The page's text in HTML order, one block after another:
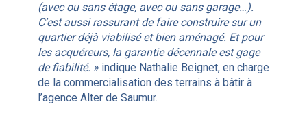
(avec ou sans étage, avec ou sans garage…).
C’est aussi rassurant de faire construire sur un
quartier déjà viabilisé et bien aménagé. Et pour
les acquéreurs, la garantie décennale est gage
de fiabilité. » indique Nathalie Beignet, en charge
de la commercialisation des terrains à bâtir à
l’agence Alter de Saumur.